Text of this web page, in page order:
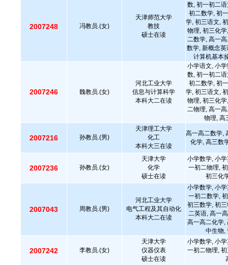
2007248 冯教员.(女)
天津师范大学
教技
硕士在读
数, 初一初二
初二数学, 初
学, 初三语文,
物理, 初三化
二数学, 高一
数学, 新概念
计算机基本
2007246 魏教员.(女)
河北工业大学
信息与计算科学
本科大二在读
小学语文, 小
数, 初一初二
初二数学, 初
学, 初三语文,
物理, 初三化
二物理, 高一
物理, 高
2007216 孙教员.(男)
天津理工大学
化工
本科大三在读
高一高二数学,
化学, 高三数
2007236 孙教员.(女)
天津大学
化学
硕士在读
小学数学, 小
一初二物理,
初三化
2007043 周教员.(男)
河北工业大学
电气工程及其自动化
本科大二在读
小学数学, 小
一初二数学,
初三数学, 初
二英语, 高一
高一高二化学,
中生物,
2007242 李教员.(女)
天津大学
仪器仪表
硕士在读
小学数学, 小
一初二物理,